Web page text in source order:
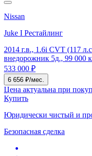
Nissan
Juke I Рестайлинг
2014 г.в., 1.6i CVT (117
внедорожник 5д., 99 000
533 000 ₽
6 656 ₽/мес.
Цена актуальна при
Купить
Юридически чистый и
Безопасная сделка